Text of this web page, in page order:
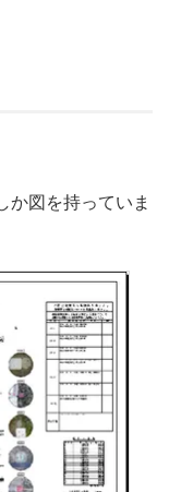
か図を持っていま